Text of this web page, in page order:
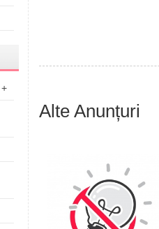
+
Alte Anunțuri